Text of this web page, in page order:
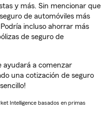
y más. Sin mencionar que
de automóviles más
incluso ahorrar más
de seguro de
ayudará a comenzar
una cotización de seguro
Intelligence basados en primas